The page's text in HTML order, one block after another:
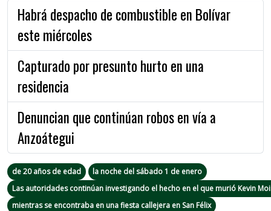
Habrá despacho de combustible en Bolívar
este miércoles
Capturado por presunto hurto en una
residencia
Denuncian que continúan robos en vía a
Anzoátegui
de 20 años de edad
la noche del sábado 1 de enero
Las autoridades continúan investigando el hecho en el que murió Kevin
mientras se encontraba en una fiesta callejera en San Félix